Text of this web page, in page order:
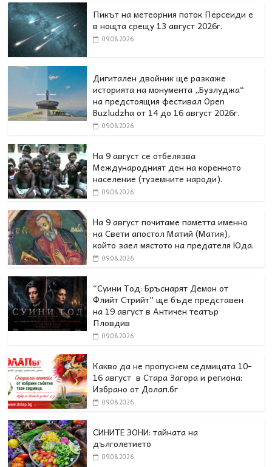
Пикът на метеорния поток Персеиди е
в нощта срещу 13 август 2026г.
09.08.2026
Дигитален двойник ще разкаже
историята на монумента „Бузлуджа“
на предстоящия фестивал Open
Buzludzha от 14 до 16 август 2026г.
09.08.2026
На 9 август се отбелязва
Международният ден на коренното
население (туземните народи).
09.08.2026
На 9 август почитаме паметта именно
на Свети апостол Матий (Матия),
който заел мястото на предателя Юда.
09.08.2026
“Суини Тод: Бръснарят Демон от
Флийт Стрийт” ще бъде представен
на 19 август в Античен театър
Пловдив
09.08.2026
Какво да не пропуснем седмицата 10-
16 август в Стара Загора и региона:
Избрано от Долап.бг
09.08.2026
СИНИТЕ ЗОНИ: тайната на
дълголетието
09.08.2026